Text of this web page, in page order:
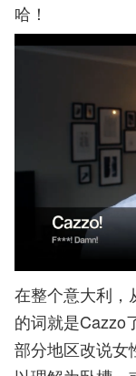
哈！
在整个意大利，
的词就是Cazzo
部分地区改说女